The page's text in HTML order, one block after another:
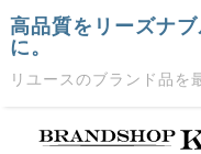
高品質をリーズナ
に。
リユースのブランド品を